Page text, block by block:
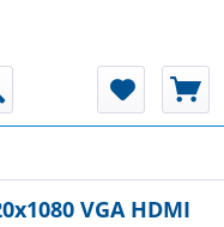
VGA HDMI